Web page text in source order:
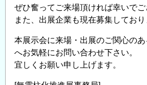
ぜひ奮ってご来場頂ければ幸いでご
また、出展企業も現在募集しており
本展示会に来場・出展のご関心の
へお気軽にお問い合わせ下さい。
宜しくお願い申し上げます。